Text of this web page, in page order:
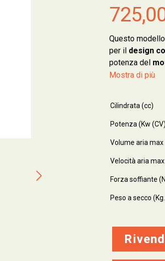
Questo
per il design
potenza del
Mostra di più
Cilindrata (cc)
Potenza (Kw
Volume aria
Velocità aria
Forza soffiante
Peso a secco